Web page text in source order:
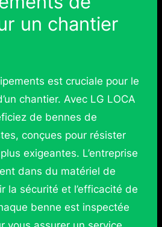
un chantier
est cruciale pour le
chantier. Avec LG LOCA
de bennes de
conçues pour résister
exigeantes. L’entreprise
dans du matériel de
la sécurité et l’efficacité de
benne est inspectée